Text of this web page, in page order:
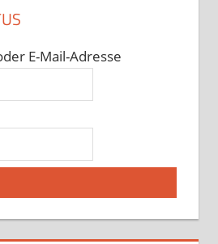
E-Mail-Adresse